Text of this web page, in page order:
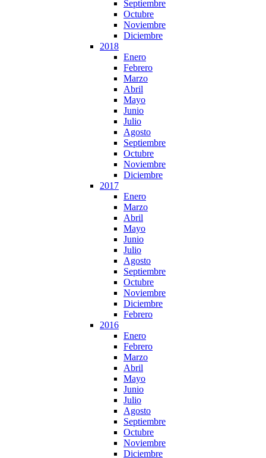
Septiembre
Octubre
Noviembre
Diciembre
2018
Enero
Febrero
Marzo
Abril
Mayo
Junio
Julio
Agosto
Septiembre
Octubre
Noviembre
Diciembre
2017
Enero
Marzo
Abril
Mayo
Junio
Julio
Agosto
Septiembre
Octubre
Noviembre
Diciembre
Febrero
2016
Enero
Febrero
Marzo
Abril
Mayo
Junio
Julio
Agosto
Septiembre
Octubre
Noviembre
Diciembre